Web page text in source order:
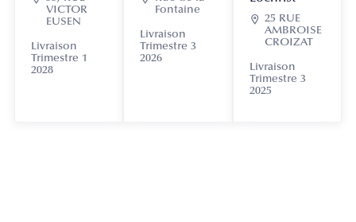
VICTOR
EUSEN
Livraison
Trimestre 1
2028
Fontaine
Livraison
Trimestre 3
2026
 25 RUE
AMBROISE
CROIZAT
Livraison
Trimestre 3
2025